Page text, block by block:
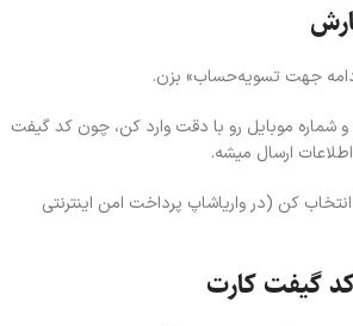
جهت تسویه‌حساب» بزن.
شماره موبایل رو با دقت وارد کن، چون کد گیفت
ارسال میشه.
کن (در واریا‌شاپ پرداخت امن اینترنتی